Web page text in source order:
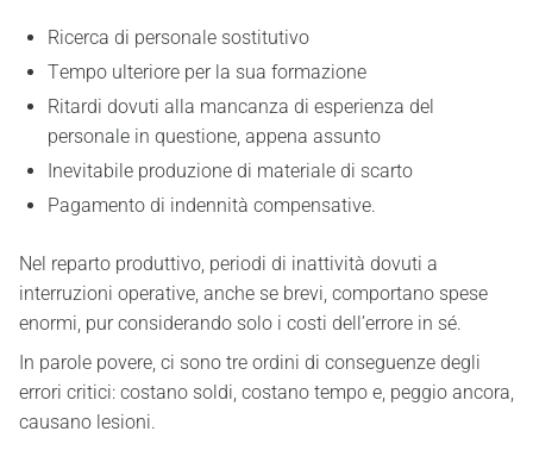
Ricerca di personale sostitutivo
Tempo ulteriore per la sua formazione
Ritardi dovuti alla mancanza di esperienza del
personale in questione, appena assunto
Inevitabile produzione di materiale di scarto
Pagamento di indennità compensative.
Nel reparto produttivo, periodi di inattività dovuti a
interruzioni operative, anche se brevi, comportano spese
enormi, pur considerando solo i costi dell’errore in sé.
In parole povere, ci sono tre ordini di conseguenze degli
errori critici: costano soldi, costano tempo e, peggio ancora,
causano lesioni.